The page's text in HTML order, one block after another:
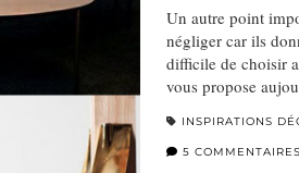
Un autre point
négliger car ils
difficile de choisir
vous propose
INSPIRATIONS
5